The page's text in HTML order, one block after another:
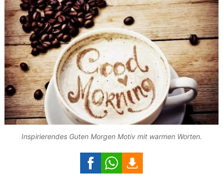
Inspirierendes Guten Morgen Motiv mit warmen Worten.